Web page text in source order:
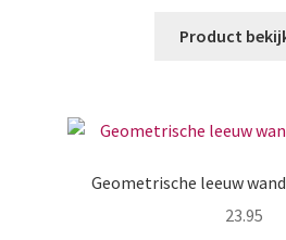
Product
Geometrische leeuw
23.95